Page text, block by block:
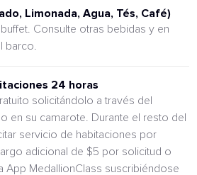
Limonada, Agua, Tés, Café)
buffet. Consulte otras bebidas y en
barco.
24 horas
solicitándolo a través del
en su camarote. Durante el resto del
servicio de habitaciones por
adicional de $5 por solicitud o
App MedallionClass suscribiéndose